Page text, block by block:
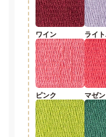
ワイン ライ
ピンク マゼ